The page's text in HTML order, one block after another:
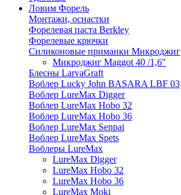
Ловим Форель
Монтажи, оснастки
Форелевая паста Berkley
Форелевые крючки
Силиконовые приманки Микроджиг
Микроджиг Maggot 40 /1,6"
Блесны LarvaGraft
Воблер Lucky John BASARA LBF 03
Воблер LureMax Digger
Воблер LureMax Hobo 32
Воблер LureMax Hobo 36
Воблер LureMax Senpai
Воблер LureMax Spets
Воблеры LureMax
LureMax Digger
LureMax Hobo 32
LureMax Hobo 36
LureMax Moki